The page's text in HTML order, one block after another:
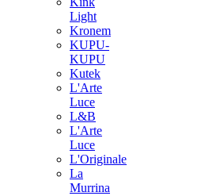
Light
Kronem
KUPU-
KUPU
Kutek
L'Arte
Luce
L&B
L'Arte
Luce
L'Originale
La
Murrina